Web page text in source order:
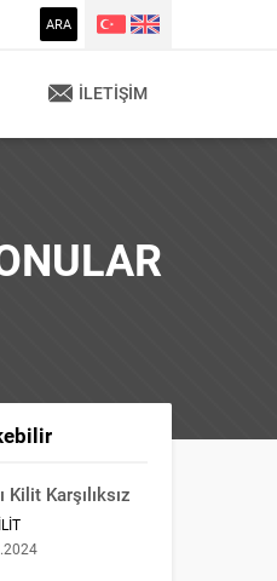
ARA
İLETIŞIM
Kilit Karşılıksız